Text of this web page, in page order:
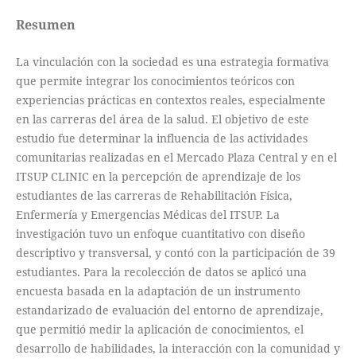
Resumen
La vinculación con la sociedad es una estrategia formativa
que permite integrar los conocimientos teóricos con
experiencias prácticas en contextos reales, especialmente
en las carreras del área de la salud. El objetivo de este
estudio fue determinar la influencia de las actividades
comunitarias realizadas en el Mercado Plaza Central y en el
ITSUP CLINIC en la percepción de aprendizaje de los
estudiantes de las carreras de Rehabilitación Física,
Enfermería y Emergencias Médicas del ITSUP. La
investigación tuvo un enfoque cuantitativo con diseño
descriptivo y transversal, y contó con la participación de 39
estudiantes. Para la recolección de datos se aplicó una
encuesta basada en la adaptación de un instrumento
estandarizado de evaluación del entorno de aprendizaje,
que permitió medir la aplicación de conocimientos, el
desarrollo de habilidades, la interacción con la comunidad y